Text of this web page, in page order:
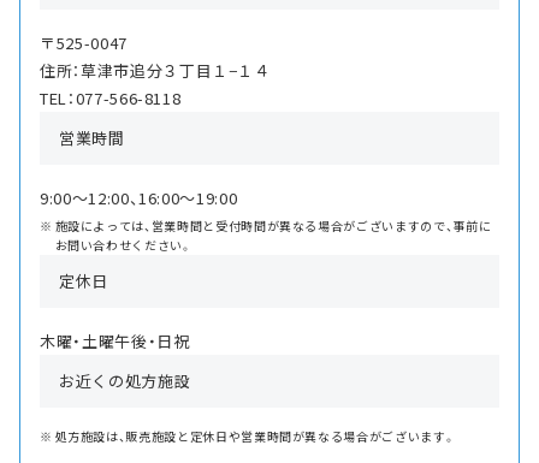
〒525-0047
住所：草津市追分３丁目１−１４
TEL：077-566-8118
営業時間
9:00〜12:00、16:00〜19:00
施設によっては、営業時間と受付時間が異なる場合がございますので、事前に
お問い合わせください。
定休日
木曜・土曜午後・日祝
お近くの処方施設
処方施設は、販売施設と定休日や営業時間が異なる場合がございます。